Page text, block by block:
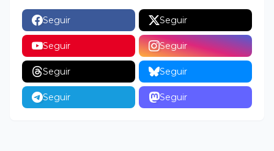
Seguir Seguir
Seguir Seguir
Seguir Seguir
Seguir Seguir